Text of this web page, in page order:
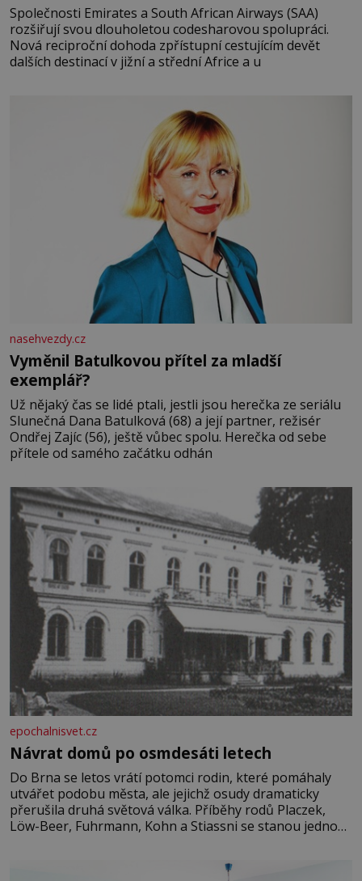
Společnosti Emirates a South African Airways (SAA)
rozšiřují svou dlouholetou codesharovou spolupráci.
Nová reciproční dohoda zpřístupní cestujícím devět
dalších destinací v jižní a střední Africe a u
nasehvezdy.cz
Vyměnil Batulkovou přítel za mladší
exemplář?
Už nějaký čas se lidé ptali, jestli jsou herečka ze seriálu
Slunečná Dana Batulková (68) a její partner, režisér
Ondřej Zajíc (56), ještě vůbec spolu. Herečka od sebe
přítele od samého začátku odhán
epochalnisvet.cz
Návrat domů po osmdesáti letech
Do Brna se letos vrátí potomci rodin, které pomáhaly
utvářet podobu města, ale jejichž osudy dramaticky
přerušila druhá světová válka. Příběhy rodů Placzek,
Löw-Beer, Fuhrmann, Kohn a Stiassni se stanou jednou
jednoduché. Místa, která si člověk pamatuje z rodinných